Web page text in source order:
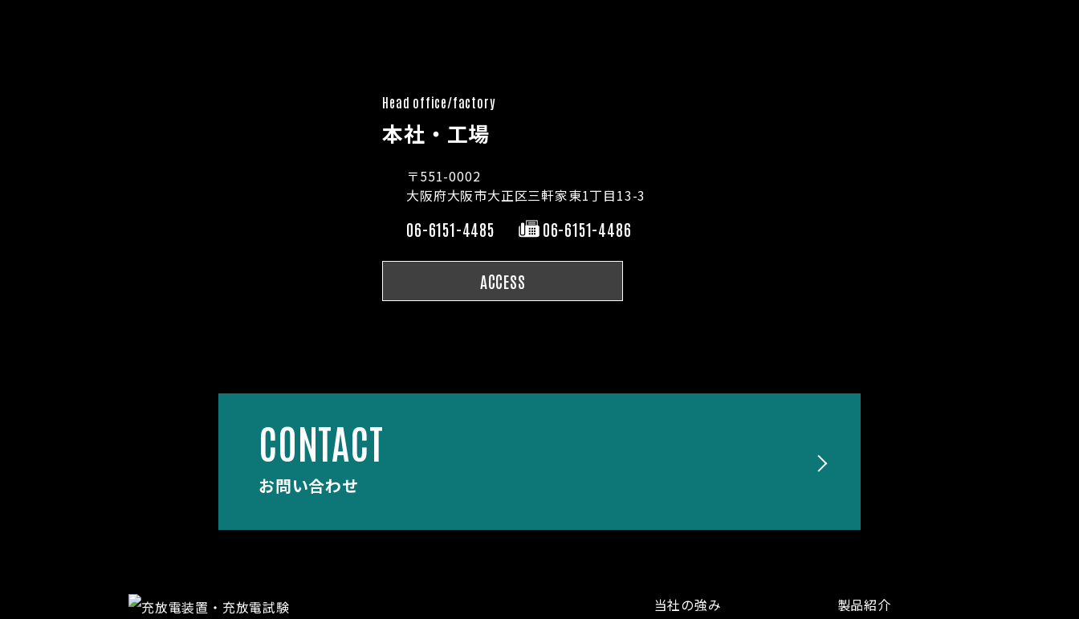
Head office/factory
本社・工場
〒551-0002
大阪府大阪市大正区三軒家東1丁目13-3
06-6151-4485 06-6151-4486
ACCESS
CONTACT
お問い合わせ
当社の強み 製品紹介